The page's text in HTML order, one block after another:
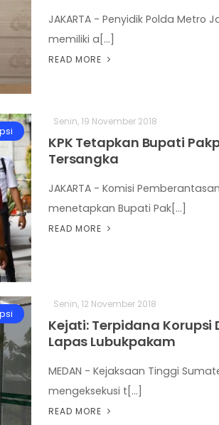
JAKARTA - Penyidik Polda Metro
memiliki a[...]
READ MORE
Senin, 19 November 2018
KPK Tetapkan Bupati
Tersangka
JAKARTA - Komisi
menetapkan Bupati Pak[...]
READ MORE
Senin, 12 November 2018
Kejati: Terpidana Korupsi
Lapas Lubukpakam
MEDAN - Kejaksaan Tinggi
mengeksekusi t[...]
READ MORE